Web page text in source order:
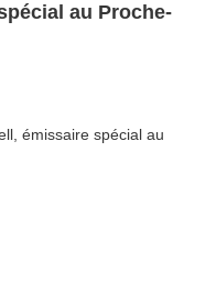
au Proche-